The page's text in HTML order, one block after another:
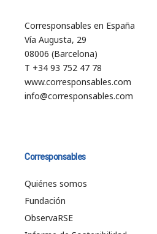
Corresponsables en España
Vía Augusta, 29
08006 (Barcelona)
T +34 93 752 47 78
www.corresponsables.com
info@corresponsables.com
Corresponsables
Quiénes somos
Fundación
ObservaRSE